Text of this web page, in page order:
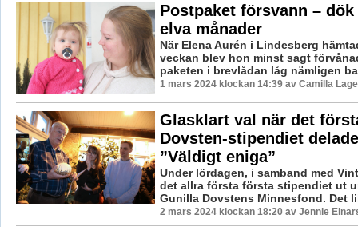
Postpaket försvann –
elva månader
När Elena Aurén i Lindesberg
veckan blev hon minst sagt
paketen i brevlådan låg nämligen
1 mars 2024 klockan 14:39 av Camilla
Glasklart val när det
Dovsten-stipendiet
”Väldigt eniga”
Under lördagen, i samband med
det allra första första stipendiet ut
Gunilla Dovstens Minnesfond. Det
2 mars 2024 klockan 18:20 av Jennie